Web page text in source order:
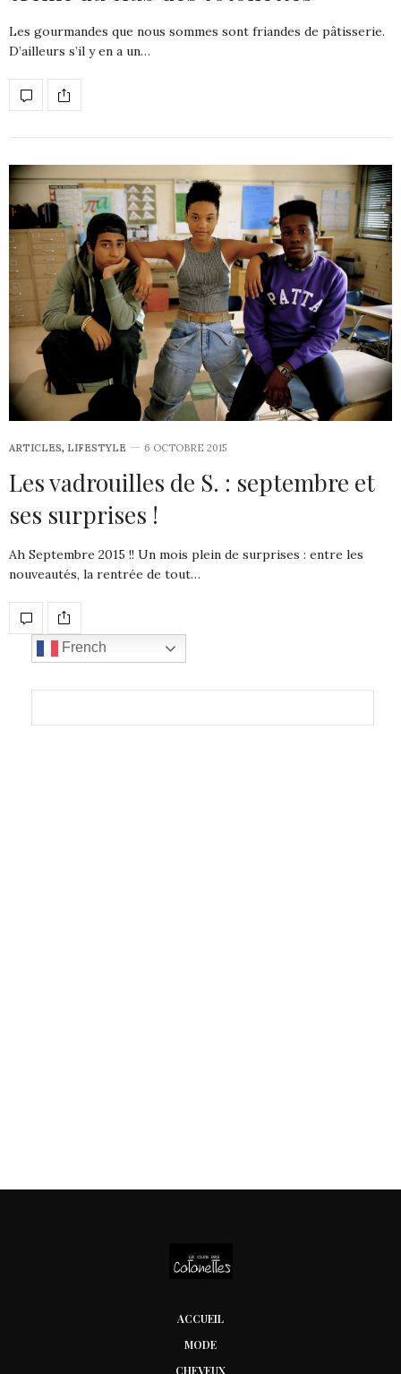
Les gourmandes que nous sommes sont friandes de pâtisserie.
D’ailleurs s’il y en a un…
ARTICLES, LIFESTYLE 6 OCTOBRE 2015
Les vadrouilles de S. : septembre et
ses surprises !
Ah Septembre 2015 !! Un mois plein de surprises : entre les
nouveautés, la rentrée de tout…
French
ACCUEIL
MODE
CHEVEUX